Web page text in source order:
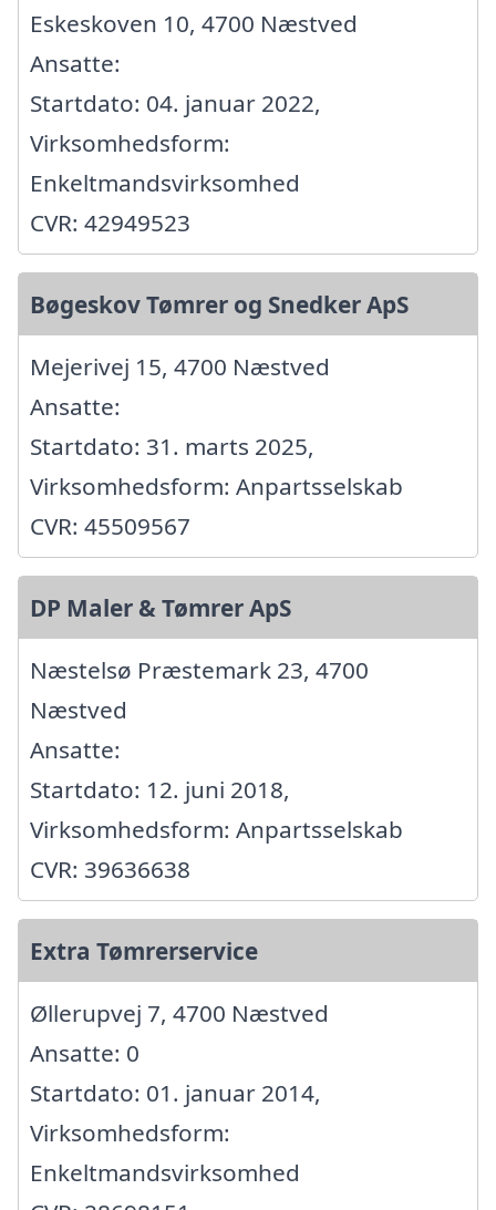
Eskeskoven 10, 4700 Næstved
Ansatte:
Startdato: 04. januar 2022,
Virksomhedsform:
Enkeltmandsvirksomhed
CVR: 42949523
Bøgeskov Tømrer og Snedker ApS
Mejerivej 15, 4700 Næstved
Ansatte:
Startdato: 31. marts 2025,
Virksomhedsform: Anpartsselskab
CVR: 45509567
DP Maler & Tømrer ApS
Næstelsø Præstemark 23, 4700
Næstved
Ansatte:
Startdato: 12. juni 2018,
Virksomhedsform: Anpartsselskab
CVR: 39636638
Extra Tømrerservice
Øllerupvej 7, 4700 Næstved
Ansatte: 0
Startdato: 01. januar 2014,
Virksomhedsform:
Enkeltmandsvirksomhed